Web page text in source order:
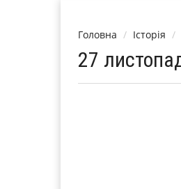
Головна Історія
27